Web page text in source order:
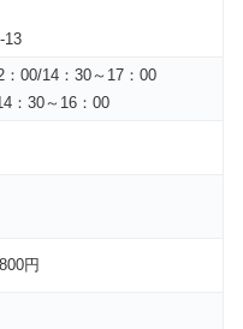
13
00/14：30～17：00
：30～16：00
円